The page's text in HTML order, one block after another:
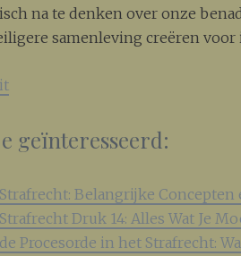
na te denken over onze
samenleving creëren voor
geïnteresseerd:
Belangrijke Concepten
Druk 14: Alles Wat Je
Procesorde in het Strafrecht: